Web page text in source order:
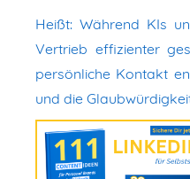
Heißt: Während KIs
Vertrieb effizienter
persönliche Kontakt
und die